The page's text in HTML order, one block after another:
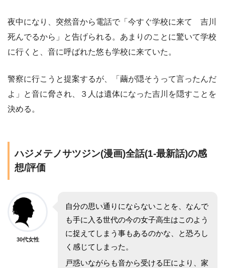
夜中になり、突然音から電話で「今すぐ学校に来て 吉川
死んでるから」と告げられる。あまりのことに驚いて学校
に行くと、音に呼ばれた悠も学校に来ていた。
警察に行こうと提案するが、「繭が隠そうって言ったんだ
よ」と音に脅され、３人は遺体になった吉川を隠すことを
決める。
ハジメテノサツジン(漫画)全話(1-最新話)の感
想/評価
30代女性
自分の思い通りにならないことを、なんで
も手に入る世代の今の女子高生はこのよう
に捉えてしまう事もあるのかな、と恐ろし
く感じてしまった。
戸惑いながらも音から受ける圧により、家